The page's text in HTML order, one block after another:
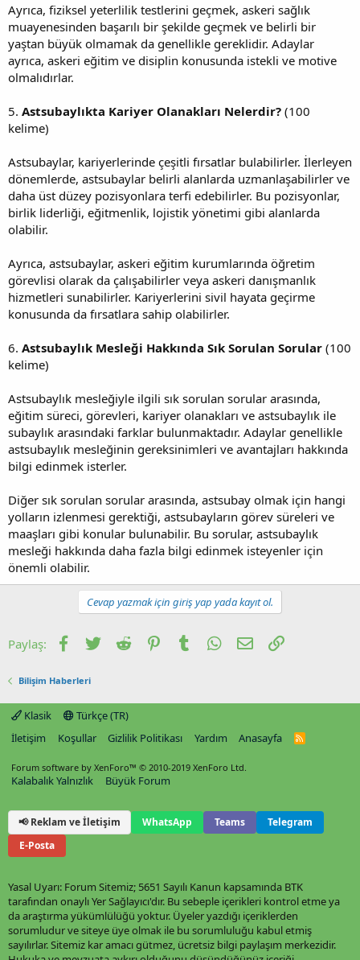
Ayrıca, fiziksel yeterlilik testlerini geçmek, askeri sağlık
muayenesinden başarılı bir şekilde geçmek ve belirli bir
yaştan büyük olmamak da genellikle gereklidir. Adaylar
ayrıca, askeri eğitim ve disiplin konusunda istekli ve motive
olmalıdırlar.
5. Astsubaylıkta Kariyer Olanakları Nelerdir? (100
kelime)
Astsubaylar, kariyerlerinde çeşitli fırsatlar bulabilirler. İlerleyen
dönemlerde, astsubaylar belirli alanlarda uzmanlaşabilirler ve
daha üst düzey pozisyonlara terfi edebilirler. Bu pozisyonlar,
birlik liderliği, eğitmenlik, lojistik yönetimi gibi alanlarda
olabilir.
Ayrıca, astsubaylar, askeri eğitim kurumlarında öğretim
görevlisi olarak da çalışabilirler veya askeri danışmanlık
hizmetleri sunabilirler. Kariyerlerini sivil hayata geçirme
konusunda da fırsatlara sahip olabilirler.
6. Astsubaylık Mesleği Hakkında Sık Sorulan Sorular (100
kelime)
Astsubaylık mesleğiyle ilgili sık sorulan sorular arasında,
eğitim süreci, görevleri, kariyer olanakları ve astsubaylık ile
subaylık arasındaki farklar bulunmaktadır. Adaylar genellikle
astsubaylık mesleğinin gereksinimleri ve avantajları hakkında
bilgi edinmek isterler.
Diğer sık sorulan sorular arasında, astsubay olmak için hangi
yolların izlenmesi gerektiği, astsubayların görev süreleri ve
maaşları gibi konular bulunabilir. Bu sorular, astsubaylık
mesleği hakkında daha fazla bilgi edinmek isteyenler için
önemli olabilir.
Cevap yazmak için giriş yap yada kayıt ol.
Paylaş: Facebook
TwitterReddit PinterestTumblrWhatsApp
E-postaLink
Bilişim Haberleri
Klasik
Türkçe (TR)
İletişim
Koşullar Gizlilik Politikası Yardım Anasayfa
R
Forum software by XenForo™ © 2010-2019 XenForo Ltd.
Kalabalık Yalnızlık Büyük Forum
📢 Reklam ve İletişim WhatsApp Teams
Telegram
E-Posta
Yasal Uyarı: Forum Sitemiz; 5651 Sayılı Kanun kapsamında BTK
tarafından onaylı Yer Sağlayıcı'dır. Bu sebeple içerikleri kontrol etme ya
da araştırma yükümlülüğü yoktur. Üyeler yazdığı içeriklerden
sorumludur ve siteye üye olmak ile bu sorumluluğu kabul etmiş
sayılırlar. Sitemiz kar amacı gütmez, ücretsiz bilgi paylaşım merkezidir.